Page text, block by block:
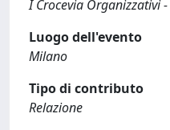
I Crocevia Organizzativi
Luogo dell'evento
Milano
Tipo di contributo
Relazione